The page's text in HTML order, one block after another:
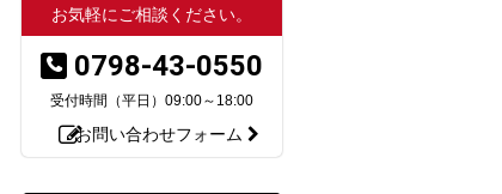
お気軽にご相談ください。
0798-43-0550
受付時間（平日） 09:00～18:00
お問い合わせフォーム